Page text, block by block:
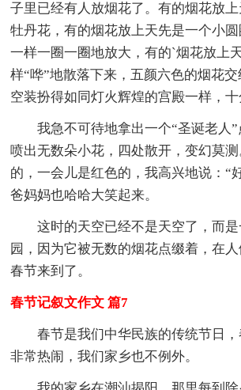
子里已经有人放烟花了。有的烟花放
牡丹花，有的烟花放上天先是一个小
一样一圈一圈地放大，有的`烟花放上
样“哗”地散落下来，五颜六色的烟花
空装扮得如同灯火辉煌的宫殿一样，十
我急不可待地拿出一个“圣诞老人
喷出无数朵小花，四处散开，变幻莫
的，一会儿是红色的，我高兴地说：“
爸妈妈也哈哈大笑起来。
这时的天空已经不是天空了，而
园，因为它被无数的烟花点缀着，在人
春节来到了。
春节记叙文作文 篇7
春节是我们中华民族的传统节日
非常热闹，我们家乡也不例外。